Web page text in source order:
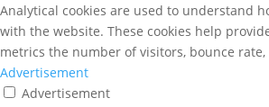
Analytical cookies are used to understand
with the website. These cookies help
metrics the number of visitors, bounce rate,
Advertisement
Advertisement